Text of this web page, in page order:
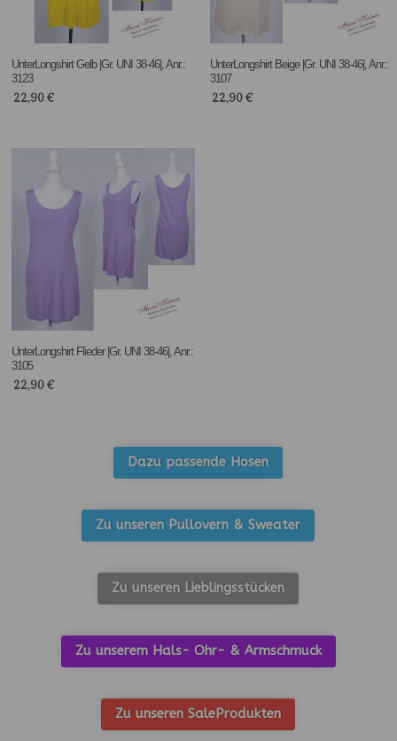
UnterLongshirt Gelb |Gr. UNI 38-46|, Anr.:
3123
22,90€
UnterLongshirt Beige |Gr. UNI 38-46|, Anr.:
3107
22,90€
UnterLongshirt Flieder |Gr. UNI 38-46|, Anr.:
3105
22,90€
Dazu passende Hosen
Zu unseren Pullovern & Sweater
Zu unseren Lieblingsstücken
Zu unserem Hals- Ohr- & Armschmuck
Zu unseren SaleProdukten